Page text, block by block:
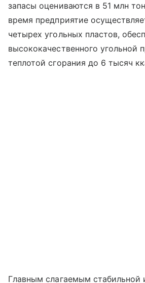
запасы оцениваются в 51 млн
время предприятие
четырех угольных пластов,
высококачественного угольной
теплотой сгорания до 6 тысяч
Главным слагаемым стабильной